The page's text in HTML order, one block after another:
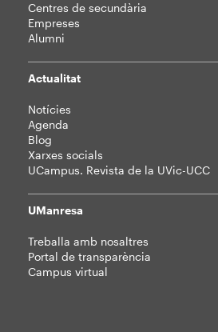
Centres de secundària
Empreses
Alumni
Actualitat
Notícies
Agenda
Blog
Xarxes socials
UCampus. Revista de la UVic-UCC
UManresa
Treballa amb nosaltres
Portal de transparència
Campus virtual